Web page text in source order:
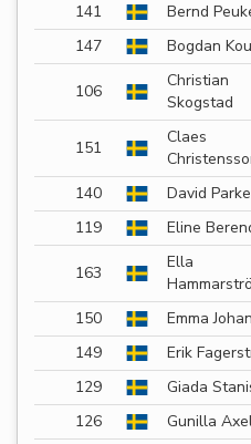
141
Bernd
147
Bogdan
106
Christian
Skogstad
151
Claes
140
David
119
Eline
163
Ella
150
Emma
149
Erik
129
Giada
126
Gunilla